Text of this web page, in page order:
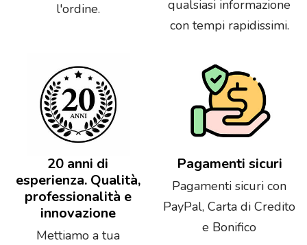
l'ordine.
qualsiasi informazione
con tempi rapidissimi.
20 anni di
esperienza. Qualità,
professionalità e
innovazione
Mettiamo a tua
Pagamenti sicuri
Pagamenti sicuri con
PayPal, Carta di Credito
e Bonifico